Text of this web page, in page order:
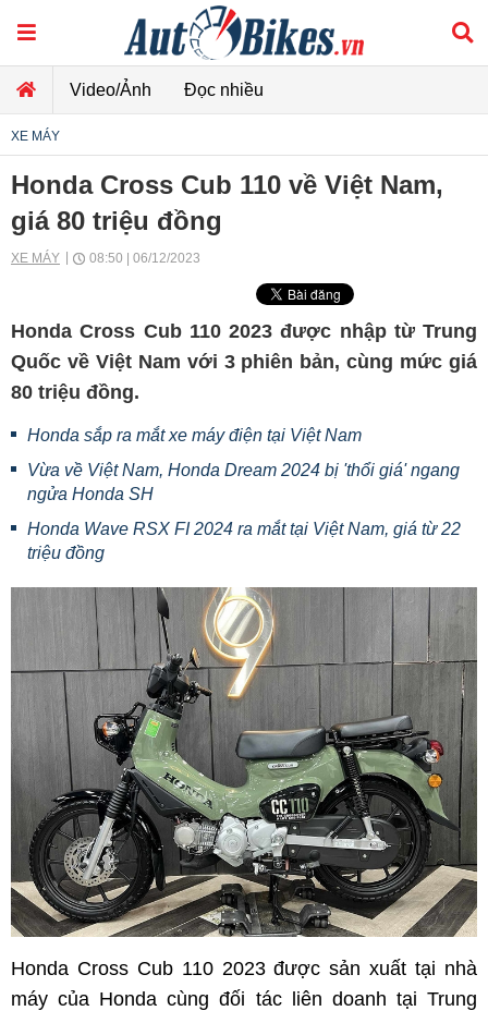
Video/Ảnh Đọc nhiều
XE MÁY
Honda Cross Cub 110 về Việt Nam,
giá 80 triệu đồng
XE MÁY 08:50 | 06/12/2023
Honda Cross Cub 110 2023 được nhập từ Trung
Quốc về Việt Nam với 3 phiên bản, cùng mức giá
80 triệu đồng.
Honda sắp ra mắt xe máy điện tại Việt Nam
Vừa về Việt Nam, Honda Dream 2024 bị 'thổi giá' ngang
ngửa Honda SH
Honda Wave RSX FI 2024 ra mắt tại Việt Nam, giá từ 22
triệu đồng
Honda Cross Cub 110 2023 được sản xuất tại nhà
máy của Honda cùng đối tác liên doanh tại Trung